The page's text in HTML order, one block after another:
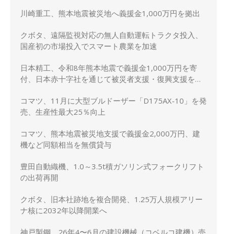
川崎重工、熊本地震被災地へ義援金1,000万円を拠出
クボタ、遠隔監視対応の無人自動運転トラクタ投入、
国産初の市場投入でスマート農業を加速
日本精工、令和8年熊本地震で義援金1,000万円を寄
付、日本赤十字社を通じて被災者支援・復興支援を実
コマツ、11月に大型ブルドーザー「D175AX-10」を発
売、生産性最大25％向上
コマツ、熊本地震被災地支援で義援金2,000万円、建
機など同額相当を無償貸与
豊田自動織機、1.0～3.5t積ガソリン式フォークリフト
の出荷再開
クボタ、旧本社跡地を複合開発、1.25万人規模アリー
ナ核に2032年以降開業へ
神戸製鋼、26年4〜6月の建設機械（コベルコ建機）売